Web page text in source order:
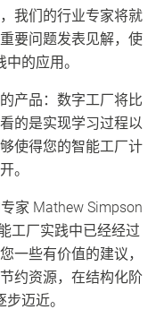
我们的行业专家将就
要问题发表见解，使
的应用。
产品：数字工厂将比
的是实现学习过程以
使得您的智能工厂计
。
家 Mathew Simpson
工厂实践中已经经过
一些有价值的建议，
约资源，在结构化阶
迈近。